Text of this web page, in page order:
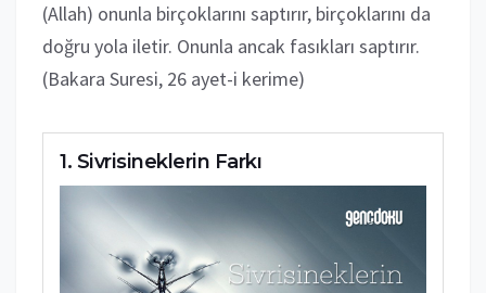
(Allah) onunla birçoklarını saptırır, birçoklarını da
doğru yola iletir. Onunla ancak fasıkları saptırır.
(Bakara Suresi, 26 ayet-i kerime)
Sivrisineklerin Farkı